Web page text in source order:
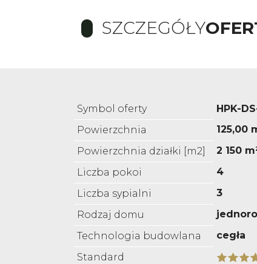
SZCZEGÓŁY
Symbol oferty
HPK-
Powierzchnia
125,00
Powierzchnia działki [m2]
2 150
Liczba pokoi
4
Liczba sypialni
3
Rodzaj domu
Technologia budowlana
cegła
Standard